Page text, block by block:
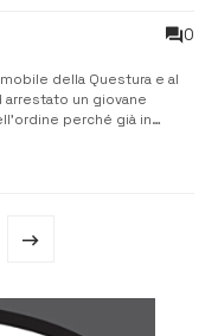
0
della Questura e al
un giovane
perché già in
agenti, nel corso di